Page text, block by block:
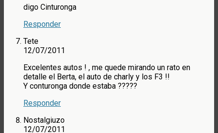
digo Cinturonga
Responder
Tete
12/07/2011
Excelentes autos ! , me quede mirando un rato en
detalle el Berta, el auto de charly y los F3 !!
Y conturonga donde estaba ?????
Responder
Nostalgiuzo
12/07/2011